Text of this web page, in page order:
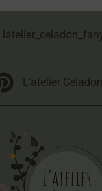
L’atelier Céladon